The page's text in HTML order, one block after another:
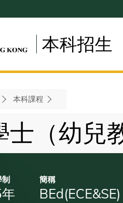
本科招生
本科課程
（幼兒
簡稱
BEd(ECE&SE)